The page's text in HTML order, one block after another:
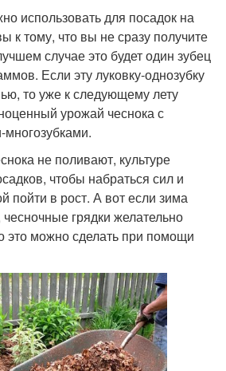
использовать для посадок на
к тому, что вы не сразу получите
случае это будет один зубец
Если эту луковку-однозубку
то уже к следующему лету
урожай чеснока с
не поливают, культуре
чтобы набраться сил и
пойти в рост. А вот если зима
грядки желательно
это можно сделать при помощи